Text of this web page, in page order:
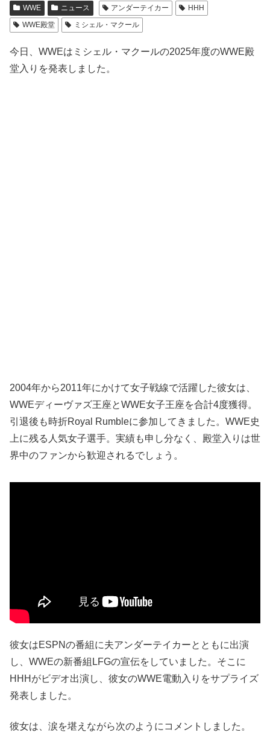
WWE ニュース アンダーテイカー
HHH
WWE殿堂
ミシェル・マクール
今日、WWEはミシェル・マクールの2025年度のWWE殿
堂入りを発表しました。
2004年から2011年にかけて女子戦線で活躍した彼女は、
WWEディーヴァズ王座とWWE女子王座を合計4度獲得。
引退後も時折Royal Rumbleに参加してきました。WWE史
上に残る人気女子選手。実績も申し分なく、殿堂入りは世
界中のファンから歓迎されるでしょう。
彼女はESPNの番組に夫アンダーテイカーとともに出演
し、WWEの新番組LFGの宣伝をしていました。そこに
HHHがビデオ出演し、彼女のWWE電動入りをサプライズ
発表しました。
彼女は、涙を堪えながら次のようにコメントしました。